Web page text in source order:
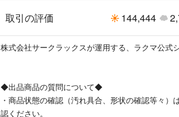
レザー
【外側】
【内側】
・全体的 ⇒ 汚れ若干
取引の評価 144,444
株式会社サークラックスが運用する、ラクマ公式
◆出品商品の質問について◆
・商品状態の確認（汚れ具合、形状の確認等々）
認ください。